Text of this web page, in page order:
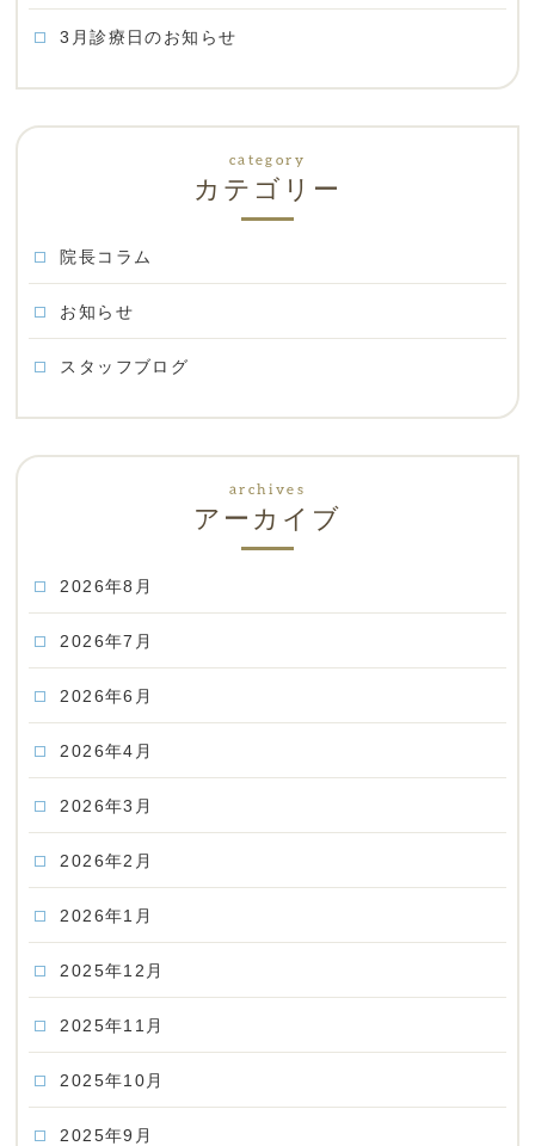
3月診療日のお知らせ
カテゴリー
院長コラム
お知らせ
スタッフブログ
アーカイブ
2026年8月
2026年7月
2026年6月
2026年4月
2026年3月
2026年2月
2026年1月
2025年12月
2025年11月
2025年10月
2025年9月